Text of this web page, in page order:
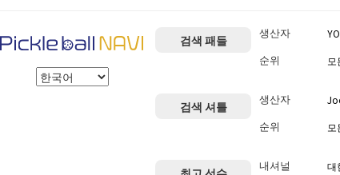
검색 패들 생산자
순위 모
검색 셔틀 생산자
순위 모
내셔널 대